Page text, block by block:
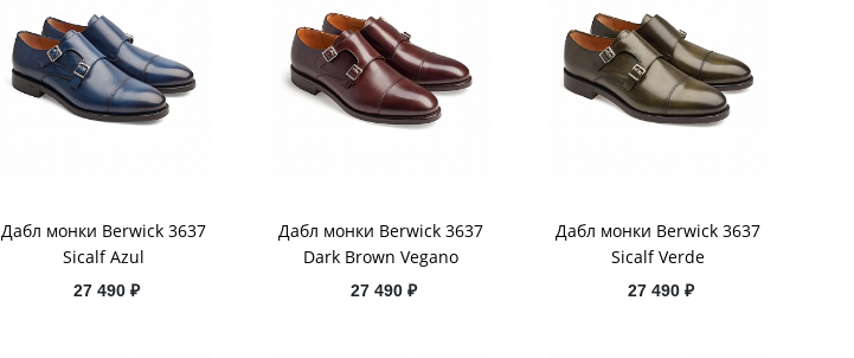
Дабл монки Berwick 3637
Sicalf Azul
27 490 ₽
Дабл монки Berwick 3637
Dark Brown Vegano
27 490 ₽
Дабл монки Berwick 3637
Sicalf Verde
27 490 ₽